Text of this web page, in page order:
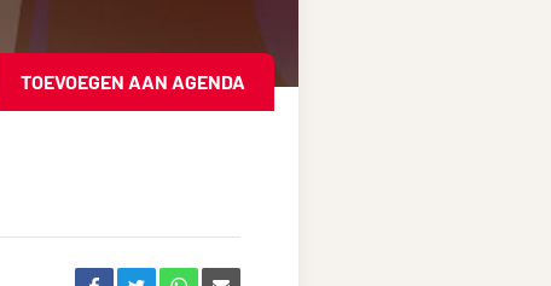
TOEVOEGEN AAN AGENDA